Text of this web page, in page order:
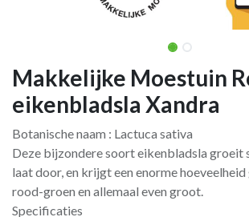
Makkelijke Moestuin
eikenbladsla Xandra
Botanische naam : Lactuca sativa
Deze bijzondere soort eikenbladsla groeit
laat door, en krijgt een enorme
rood-groen en allemaal even groot.
Specificaties